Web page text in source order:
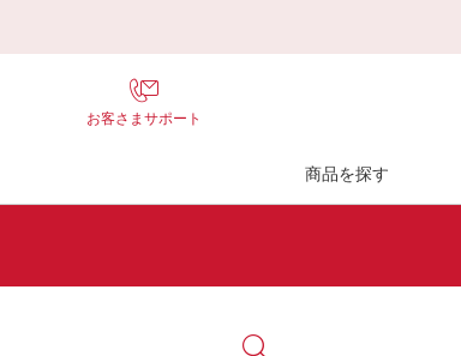
お客さまサポート
商品を探す